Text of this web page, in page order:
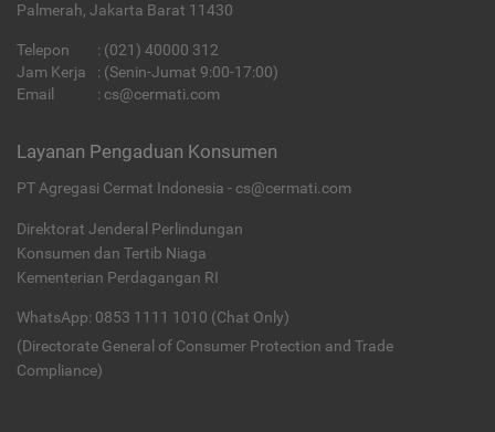
Palmerah, Jakarta Barat 11430
Telepon : (021) 40000 312
Jam Kerja
: (Senin-Jumat 9:00-17:00)
Email
: cs@cermati.com
Layanan Pengaduan Konsumen
PT Agregasi Cermat Indonesia - cs@cermati.com
Direktorat Jenderal Perlindungan
Konsumen dan Tertib Niaga
Kementerian Perdagangan RI
WhatsApp: 0853 1111 1010 (Chat Only)
(Directorate General of Consumer Protection and Trade
Compliance)